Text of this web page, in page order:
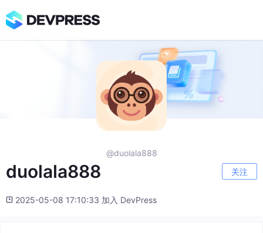
@duolala888
duolala888 关注
2025-05-08 17:10:33 加入 DevPress